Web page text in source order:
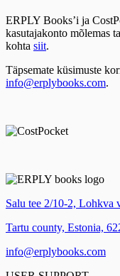
ERPLY Books’i ja
kasutajakonto mõlemas
kohta siit.
Täpsemate küsimuste
info@erplybooks.com.
Salu tee 2/10-2, Lohkva
Tartu county, Estonia,
info@erplybooks.com